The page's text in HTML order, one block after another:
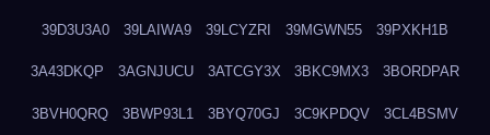
39D3U3A0 39LAIWA9 39LCYZRI 39MGWN55 39PXKH1B
3A43DKQP 3AGNJUCU 3ATCGY3X 3BKC9MX3 3BORDPAR
3BVH0QRQ 3BWP93L1 3BYQ70GJ 3C9KPDQV 3CL4BSMV